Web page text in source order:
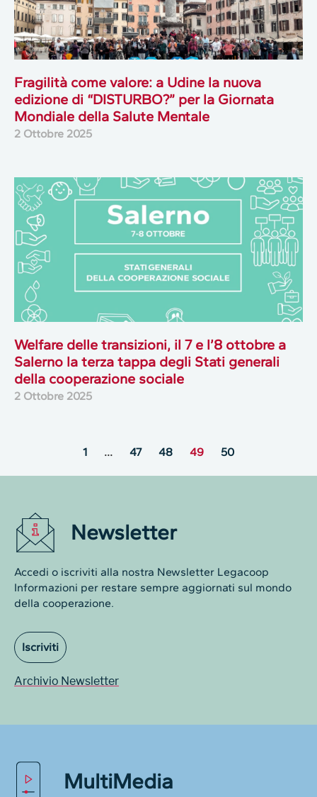
Fragilità come valore: a Udine la nuova
edizione di “DISTURBO?” per la Giornata
Mondiale della Salute Mentale
2 Ottobre 2025
Welfare delle transizioni, il 7 e l’8 ottobre a
Salerno la terza tappa degli Stati generali
della cooperazione sociale
2 Ottobre 2025
1 … 47 48 49 50
Newsletter
Accedi o iscriviti alla nostra Newsletter Legacoop
Informazioni per restare sempre aggiornati sul mondo
della cooperazione.
Iscriviti
Archivio Newsletter
MultiMedia